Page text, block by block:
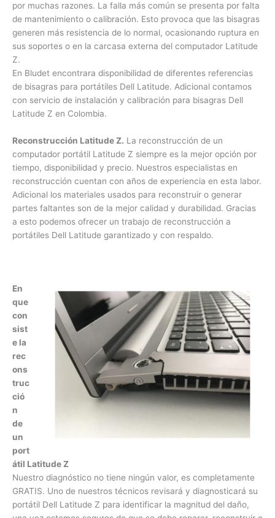
Bisagras Latitude Z. Las bisagras de un portátil Latitude
fallan por muchas razones. La falla más común se presenta
por falta de mantenimiento o calibración. Esto provoca que
las bisagras generen más resistencia de lo normal,
ocasionando ruptura en sus soportes o en la carcasa
externa del computador Latitude Z.
En Bludet encontrara disponibilidad de diferentes referencias
de bisagras para portátiles Dell Latitude. Adicional contamos
con servicio de instalación y calibración para bisagras Dell
Reconstrucción Latitude Z.La reconstrucción de un
computador portátil Latitude Z siempre es la mejor opción
por tiempo, disponibilidad y precio. Nuestros especialistas en
reconstrucción cuentan con años de experiencia en esta
labor. Adicional los materiales usados para reconstruir o
generar partes faltantes son de la mejor calidad y
durabilidad. Gracias a esto podemos ofrecer un trabajo de
E
n
q
u
e
c
o
n
si
st
e
la
r
econstrucción de un portátil Latitude Z
Nuestro diagnóstico no tiene ningún valor, es